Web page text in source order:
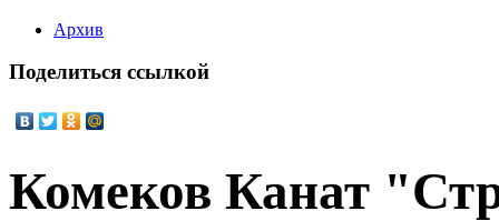
Архив
Поделиться ссылкой
Комеков Канат